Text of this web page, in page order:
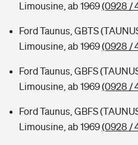
Limousine, ab 1969(0928 /
Ford Taunus, GBTS
Limousine, ab 1969(0928 /
Ford Taunus, GBFS
Limousine, ab 1969(0928 /
Ford Taunus, GBFS
Limousine, ab 1969(0928 /